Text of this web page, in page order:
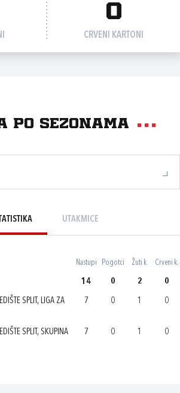
0
CRVENI KARTONI
sezonama
UTAKMICE
Nastupi Pogotci Žuti k. Crveni k.
14 0 2 0
SPLIT, LIGA ZA
7 0 1 0
SPLIT, SKUPINA
7 0 1 0